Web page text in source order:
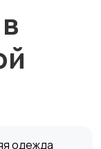
одежда